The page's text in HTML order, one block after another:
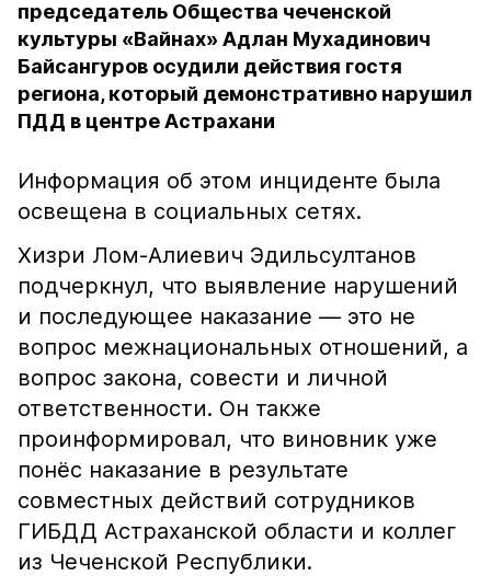
председатель Общества чеченской
культуры «Вайнах» Адлан Мухадинович
Байсангуров осудили действия гостя
региона, который демонстративно нарушил
ПДД в центре Астрахани
Информация об этом инциденте была
освещена в социальных сетях.
Хизри Лом-Алиевич Эдильсултанов
подчеркнул, что выявление нарушений
и последующее наказание — это не
вопрос межнациональных отношений, а
вопрос закона, совести и личной
ответственности. Он также
проинформировал, что виновник уже
понёс наказание в результате
совместных действий сотрудников
ГИБДД Астраханской области и коллег
из Чеченской Республики.